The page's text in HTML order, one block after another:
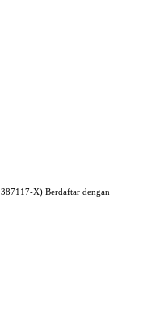
X) Berdaftar dengan